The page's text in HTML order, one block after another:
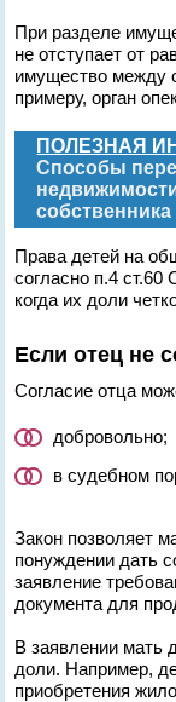
При разделе
не отступает от
имущество между
примеру, орган
ПОЛЕЗНАЯ
Способы
собственника
Права детей на
согласно п.4
когда их доли
Если отец не
Согласие отца
добровольно;
в судебном
Закон позволяет
понуждении дать
заявление
документа для
В заявлении мать
доли. Например,
приобретения